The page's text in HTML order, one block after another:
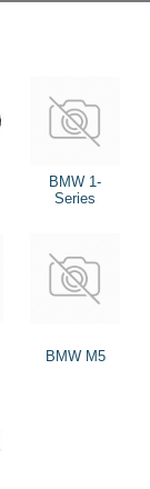
BMW 1-
Series
BMW M5